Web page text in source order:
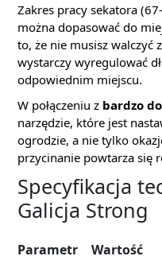
Zakres pracy sekatora
można dopasować do
to, że nie musisz walczyć
wystarczy wyregulować
odpowiednim miejscu.
W połączeniu z bardzo
narzędzie, które jest
ogrodzie, a nie tylko
przycinanie powtarza się
Specyfikacja
Galicja Strong
Parametr
Wartość